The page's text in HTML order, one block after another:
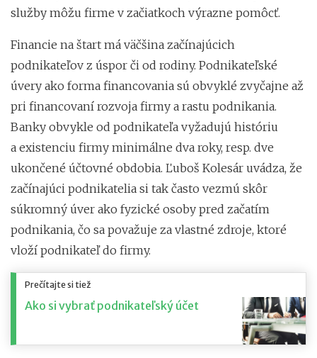
služby môžu firme v začiatkoch výrazne pomôcť.
Financie na štart má väčšina začínajúcich
podnikateľov z úspor či od rodiny. Podnikateľské
úvery ako forma financovania sú obvyklé zvyčajne až
pri financovaní rozvoja firmy a rastu podnikania.
Banky obvykle od podnikateľa vyžadujú históriu
a existenciu firmy minimálne dva roky, resp. dve
ukončené účtovné obdobia. Ľuboš Kolesár uvádza, že
začínajúci podnikatelia si tak často vezmú skôr
súkromný úver ako fyzické osoby pred začatím
podnikania, čo sa považuje za vlastné zdroje, ktoré
vloží podnikateľ do firmy.
Prečítajte si tiež
Ako si vybrať podnikateľský účet